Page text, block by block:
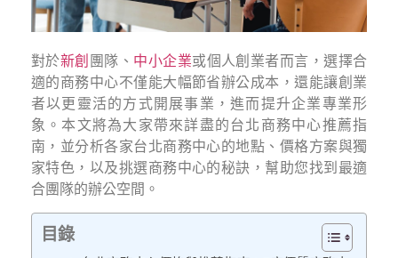
對於新創 團隊、 中小企業或個人創業者而言，選擇合
適的商務中心不僅能大幅節省辦公成本，還能讓創業
者以更靈活的方式開展事業，進而提升企業專業形
象。本文將為大家帶來詳盡的台北商務中心推薦指
南，並分析各家台北商務中心的地點、價格方案與獨
家特色，以及挑選商務中心的秘訣，幫助您找到最適
合團隊的辦公空間。
目錄